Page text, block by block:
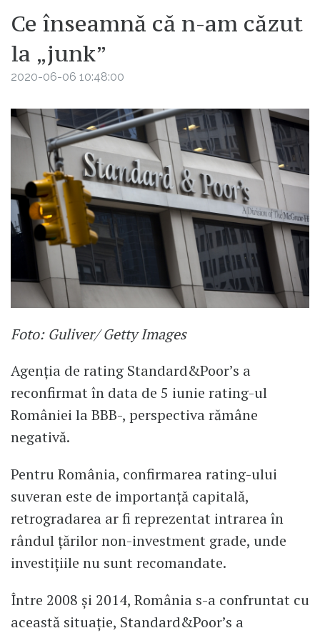
Ce înseamnă că n-am căzut
la „junk”
2020-06-06 10:48:00
Foto: Guliver/ Getty Images
Agenția de rating Standard&Poor’s a
reconfirmat în data de 5 iunie rating-ul
României la BBB-, perspectiva rămâne
negativă.
Pentru România, confirmarea rating-ului
suveran este de importanță capitală,
retrogradarea ar fi reprezentat intrarea în
rândul țărilor non-investment grade, unde
investițiile nu sunt recomandate.
Între 2008 și 2014, România s-a confruntat cu
această situație, Standard&Poor’s a